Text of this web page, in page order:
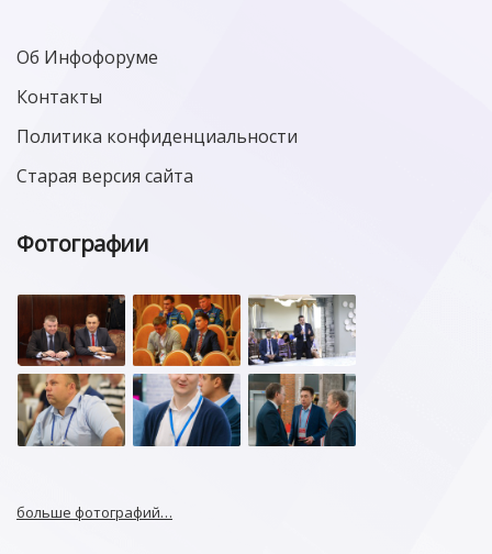
Об Инфофоруме
Контакты
Политика конфиденциальности
Старая версия сайта
Фотографии
больше фотографий…